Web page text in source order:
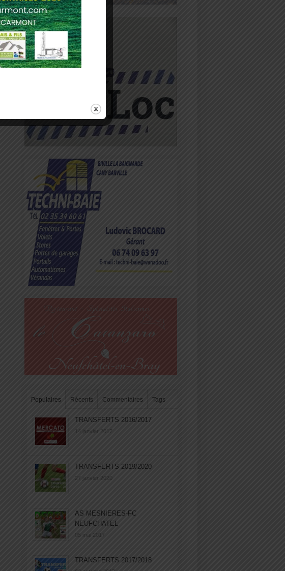
Populaires Récents Commentaires Tags
TRANSFERTS 2016/2017
14 janvier 2017
TRANSFERTS 2019/2020
27 janvier 2020
AS MESNIERES-FC
NEUFCHATEL
05 mai 2017
TRANSFERTS 2017/2018